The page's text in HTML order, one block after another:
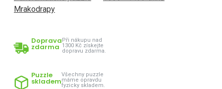
Mrakodrapy
Doprava
zdarma
Při nákupu nad
1300 Kč získejte
dopravu zdarma.
Puzzle
skladem
Všechny puzzle
máme opravdu
fyzicky skladem.